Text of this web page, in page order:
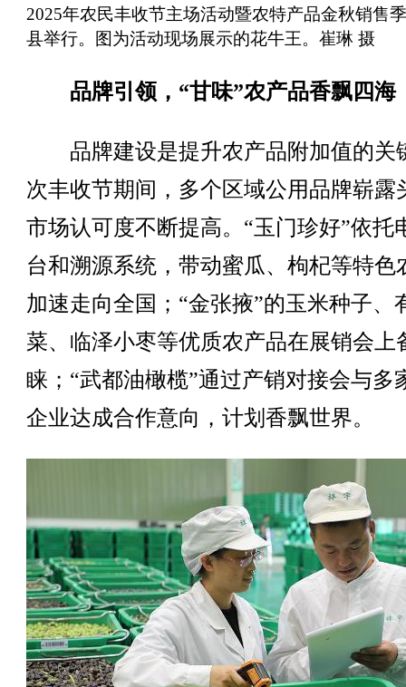
2025年农民丰收节主场活动暨农特产品金秋销售
县举行。图为活动现场展示的花牛王。崔琳 摄
品牌引领，“甘味”农产品香飘四海
品牌建设是提升农产品附加值的关
次丰收节期间，多个区域公用品牌崭露
市场认可度不断提高。“玉门珍好”依托
台和溯源系统，带动蜜瓜、枸杞等特色
加速走向全国；“金张掖”的玉米种子、
菜、临泽小枣等优质农产品在展销会上
睐；“武都油橄榄”通过产销对接会与多
企业达成合作意向，计划香飘世界。